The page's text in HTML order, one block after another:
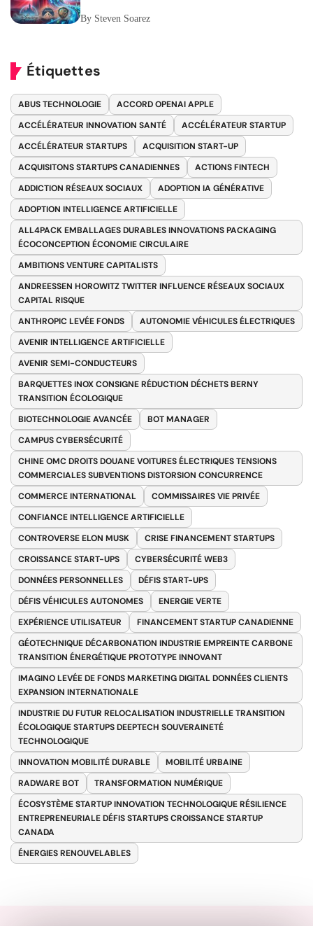
Publicitaires
By Steven Soarez
Étiquettes
ABUS TECHNOLOGIE
ACCORD OPENAI APPLE
ACCÉLÉRATEUR INNOVATION SANTÉ
ACCÉLÉRATEUR STARTUP
ACCÉLÉRATEUR STARTUPS
ACQUISITION START-UP
ACQUISITONS STARTUPS CANADIENNES
ACTIONS FINTECH
ADDICTION RÉSEAUX SOCIAUX
ADOPTION IA GÉNÉRATIVE
ADOPTION INTELLIGENCE ARTIFICIELLE
ALL4PACK EMBALLAGES DURABLES INNOVATIONS PACKAGING
ÉCOCONCEPTION ÉCONOMIE CIRCULAIRE
AMBITIONS VENTURE CAPITALISTS
ANDREESSEN HOROWITZ TWITTER INFLUENCE RÉSEAUX SOCIAUX
CAPITAL RISQUE
ANTHROPIC LEVÉE FONDS
AUTONOMIE VÉHICULES ÉLECTRIQUES
AVENIR INTELLIGENCE ARTIFICIELLE
AVENIR SEMI-CONDUCTEURS
BARQUETTES INOX CONSIGNE RÉDUCTION DÉCHETS BERNY
TRANSITION ÉCOLOGIQUE
BIOTECHNOLOGIE AVANCÉE
BOT MANAGER
CAMPUS CYBERSÉCURITÉ
CHINE OMC DROITS DOUANE VOITURES ÉLECTRIQUES TENSIONS
COMMERCIALES SUBVENTIONS DISTORSION CONCURRENCE
COMMERCE INTERNATIONAL
COMMISSAIRES VIE PRIVÉE
CONFIANCE INTELLIGENCE ARTIFICIELLE
CONTROVERSE ELON MUSK
CRISE FINANCEMENT STARTUPS
CROISSANCE START-UPS
CYBERSÉCURITÉ WEB3
DONNÉES PERSONNELLES
DÉFIS START-UPS
DÉFIS VÉHICULES AUTONOMES
ENERGIE VERTE
EXPÉRIENCE UTILISATEUR
FINANCEMENT STARTUP CANADIENNE
GÉOTECHNIQUE DÉCARBONATION INDUSTRIE EMPREINTE CARBONE
TRANSITION ÉNERGÉTIQUE PROTOTYPE INNOVANT
IMAGINO LEVÉE DE FONDS MARKETING DIGITAL DONNÉES CLIENTS
EXPANSION INTERNATIONALE
INDUSTRIE DU FUTUR RELOCALISATION INDUSTRIELLE TRANSITION
ÉCOLOGIQUE STARTUPS DEEPTECH SOUVERAINETÉ
TECHNOLOGIQUE
INNOVATION MOBILITÉ DURABLE
MOBILITÉ URBAINE
RADWARE BOT
TRANSFORMATION NUMÉRIQUE
ÉCOSYSTÈME STARTUP INNOVATION TECHNOLOGIQUE RÉSILIENCE
ENTREPRENEURIALE DÉFIS STARTUPS CROISSANCE STARTUP
CANADA
ÉNERGIES RENOUVELABLES